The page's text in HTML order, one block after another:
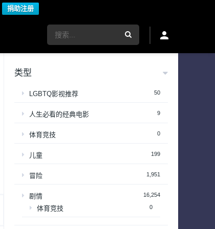
捐助注册
类型
LGBTQ影视推荐 50
人生必看的经典电影 9
体育竞技 0
儿童 199
冒险 1,951
剧情 16,254
体育竞技 0